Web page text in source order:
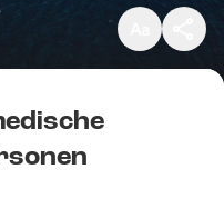
Kopieer link